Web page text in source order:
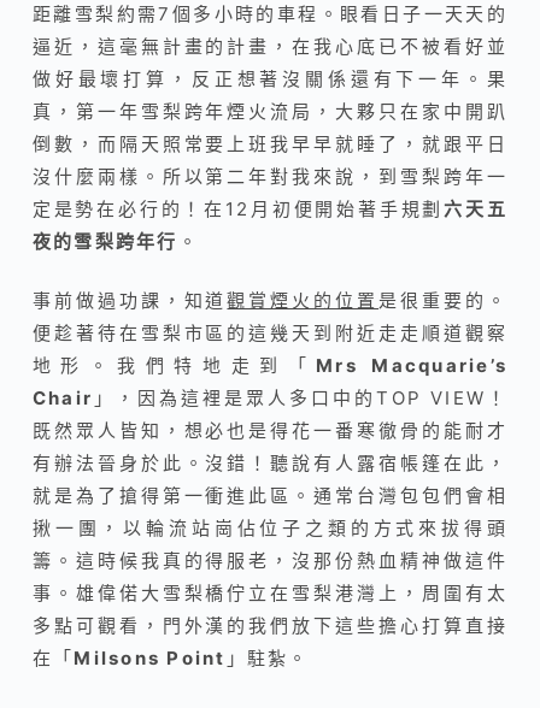
距離雪梨約需7個多小時的車程。眼看日子一天天的
逼近，這毫無計畫的計畫，在我心底已不被看好並
做好最壞打算，反正想著沒關係還有下一年。果
真，第一年雪梨跨年煙火流局，大夥只在家中開趴
倒數，而隔天照常要上班我早早就睡了，就跟平日
沒什麼兩樣。所以第二年對我來說，到雪梨跨年一
定是勢在必行的！在12月初便開始著手規劃六天五
夜的雪梨跨年行 。
事前做過功課，知道觀賞煙火的位置 是很重要的。
便趁著待在雪梨市區的這幾天到附近走走順道觀察
地形。我們特地走到
「 Mrs Macquarie’s
Chair 」
，因為這裡是眾人多口中的TOP VIEW！
既然眾人皆知，想必也是得花一番寒徹骨的能耐才
有辦法晉身於此。沒錯！聽說有人露宿帳篷在此，
就是為了搶得第一衝進此區。通常台灣包包們會相
揪一團，以輪流站崗佔位子之類的方式來拔得頭
籌。這時候我真的得服老，沒那份熱血精神做這件
事。雄偉偌大雪梨橋佇立在雪梨港灣上，周圍有太
多點可觀看，門外漢的我們放下這些擔心打算直接
在
「 Milsons Point 」 駐紮。